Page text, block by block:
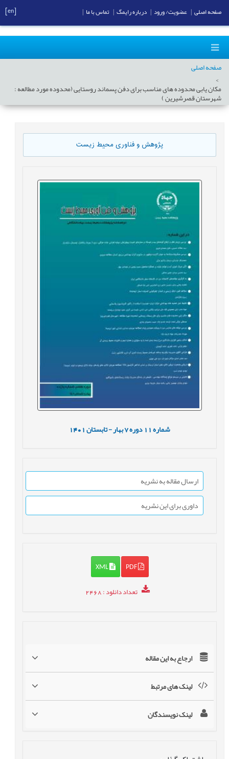
صفحه اصلی
مکان یابی محدوده های مناسب برای دفن پسماند روستایی (محدوده مورد مطالعه :
شهرستان قصرشیرین )
پژوهش و فناوری محیط زیست
شماره11 دوره7 بهار - تابستان1401
ارسال مقاله به نشریه
داوری برای این نشریه
PDF
XML
تعداد دانلود: 2468
ارجاع به این مقاله
لینک های مرتبط
لینک نویسندگان
صفحه اصلی عضویت/ ورود درباره رایمگ تماس با ما